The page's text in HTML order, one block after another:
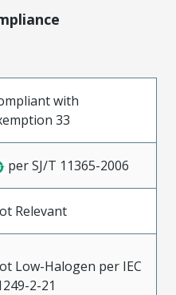
with
33
per SJ/T 11365-2006
Relevant
Low-Halogen per IEC
2-21